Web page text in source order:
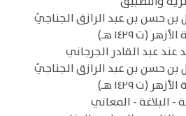
حسن بن عبد الرازق الجناجيُ
(ت ١٤٢٩ هـ)
حسن بن عبد الرازق الجناجيُ
(ت ١٤٢٩ هـ)